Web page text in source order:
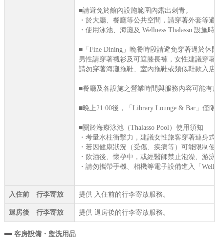
■請避免於館內設施範圍內露出刺青。
・於大廳、餐廳等公共空間，請穿著外套等適
・使用泳池、海灘及 Wellness Thalasso 設施
■「Fine Dining」晚餐時段請避免穿著過於休
男性請穿著襯衫及可遮膝長褲，女性建議穿
請勿穿著海灘拖鞋、室內拖鞋或類似鞋款入店
■餐廳及各設施之營業時間與服務內容可能有
■晚上21:00後，「Library Lounge & Bar」僅
■關於海療泳池（Thalasso Pool）使用須知
・考量水柱衝擊力，建議女性旅客穿著連身
・若因健康狀況（受傷、疾病等）可能限制使
・飲酒後、懷孕中，或經醫師禁止泡澡、游
・請勿攜帶手機、相機等電子設備進入「
入住前 行李寄放 提供 入住前的行李寄放服務。
退房後 行李寄放 提供 退房後的行李寄放服務。
客房設備・盥洗用品